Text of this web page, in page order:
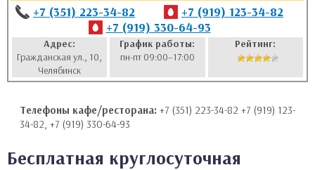
+7 (351) 223-34-82
+7 (919) 123-34-82
+7 (919) 330-64-93
Адрес:
Гражданская ул., 10,
Челябинск
График работы:
пн-пт 09:00–17:00
Рейтинг:
Телефоны кафе/ресторана: +7 (351) 223-34-82 +7 (919) 123-
34-82, +7 (919) 330-64-93
Бесплатная круглосуточная